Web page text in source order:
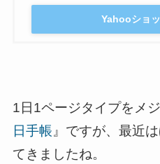
Yahooショ
1日1ページタイプをメ
日手帳』ですが、最近
てきましたね。